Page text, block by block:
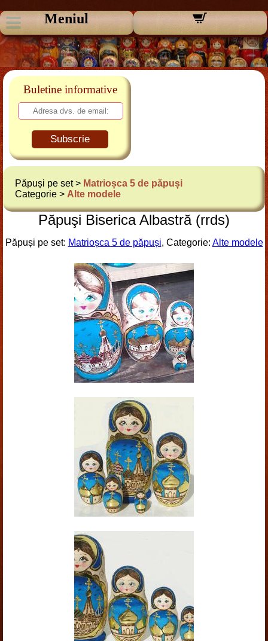
Meniul
Buletine informative
Subscrie
Păpuși pe set > Matrioșca 5 de păpuși
Categorie > Alte modele
Păpuşi Biserica Albastră (rrds)
Păpuși pe set: Matrioșca 5 de păpuși, Categorie: Alte modele